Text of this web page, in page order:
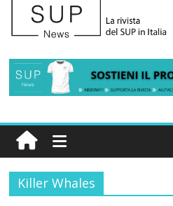
Porto Selvaggio, a lezione di
prevenzione
2° Urban Sup Trophy: la regata
Killer Whales